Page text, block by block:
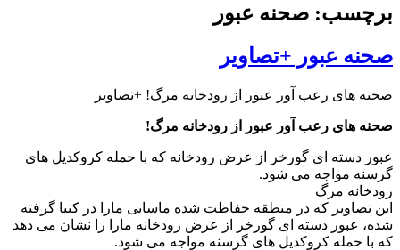
برچسب: صحنه عبور
صحنه عبور +تصاویر
صحنه های رعب آور عبور از رودخانه مرگ! +تصاویر
صحنه های رعب آور عبور از رودخانه مرگ!
عبور دسته ای گورخر از عرض رودخانه که با حمله کروکدیل های
گرسنه مواجه می شود.
رودخانه مرگ
این تصاویر که در منطقه حفاظت شده ماسایی مارا در کنیا گرفته
شده، عبور دسته ای گورخر از عرض رودخانه مارا را نشان می دهد
که با حمله کروکدیل های گرسنه مواجه می شود.